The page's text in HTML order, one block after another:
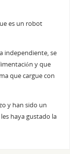
es un robot
independiente, se
y que
que cargue con
y han sido un
haya gustado la